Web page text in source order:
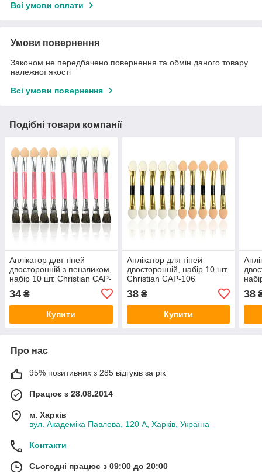
Всі умови оплати
Умови повернення
Законом не передбачено повернення та обмін даного товару
належної якості
Всі умови повернення
Подібні товари компанії
Аплікатор для тіней
двосторонній з пензликом,
набір 10 шт. Christian CAP-
34 ₴
Купити
Аплікатор для тіней
двосторонній, набір 10 шт.
Christian CAP-106
38₴
Купити
38
Про нас
95% позитивних з 285 відгуків за рік
Працює з 28.08.2014
м. Харків
вул. Академіка Павлова, 120 А, Харків, Україна
Контакти
Сьогодні працює з 09:00 до 20:00